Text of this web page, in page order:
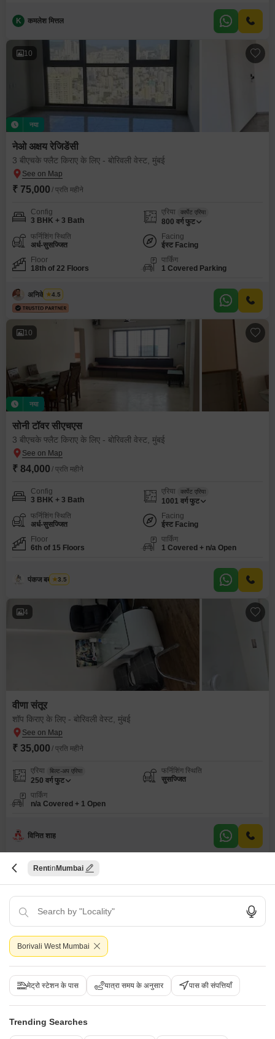
K कमलेश मित्तल
10
नया
नेओ अक्षय रेजिडेंसी
3 बीएचके फ्लैट किराए के लिए - बोरिवली वेस्ट, मुंबई
₹ 75,000 / प्रति महीने
Config
3 BHK + 3 Bath
एरिया कार्पेट एरिया
800 वर्ग फुट
फर्निशिंग स्थिति
अर्ध-सुसज्जित
Facing
ईस्ट Facing
Floor
18th of 22 Floors
पार्किंग
1 Covered Parking
अनिकेत शिर्के
4.5
10
नया
सोनी टॉवर सीएचएस
3 बीएचके फ्लैट किराए के लिए - बोरिवली वेस्ट, मुंबई
₹ 84,000 / प्रति महीने
Config
3 BHK + 3 Bath
एरिया कार्पेट एरिया
1001 वर्ग फुट
फर्निशिंग स्थिति
अर्ध-सुसज्जित
Facing
ईस्ट Facing
Floor
6th of 15 Floors
पार्किंग
1 Covered + n/a Open
पंकज बबन पवशे
3.5
4
वीणा संतूर
शॉप किराए के लिए - बोरिवली वेस्ट, मुंबई
₹ 35,000 / प्रति महीने
एरिया बिल्ट-अप एरिया
250 वर्ग फुट
फर्निशिंग स्थिति
सुसज्जित
पार्किंग
n/a Covered + 1 Open
विनित शाह
1 बीएचके फ्लैट किराए के लिए - बोरिवली वेस्ट, मुंबई
₹ 45,000/ प्रति महीने
Config
1 BHK + 1 Bath
410वर्ग फुट
Rent Mumbai
Borivali West Mumbai
मेट्रो स्टेशन के पास यात्रा समय के अनुसार पास की संपत्तियाँ
Trending Searches